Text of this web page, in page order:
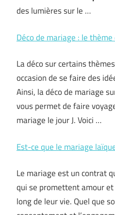
des lumières sur le …
Déco de mariage : le
La déco sur certains
occasion de se faire des
Ainsi, la déco de mariage
vous permet de faire
mariage le jour J. Voici …
Est-ce que le mariage
Le mariage est un contrat
qui se promettent amour
long de leur vie. Quel que